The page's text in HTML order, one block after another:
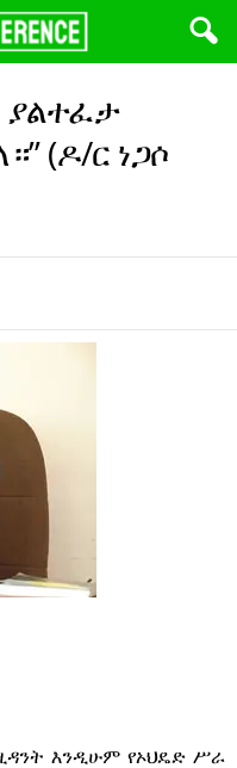
ያልተፈታ
(ዶ/ር ነጋሶ
እንዲሁም የኦህዴድ ሥራ